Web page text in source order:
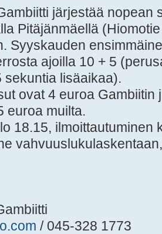
järjestää nopean
Pitäjänmäellä
Syyskauden
ajoilla 10 + 5
sekuntia lisäaikaa).
ovat 4 euroa Gambiitin
euroa muilta.
18.15, ilmoittautuminen
/ 045-328 1773